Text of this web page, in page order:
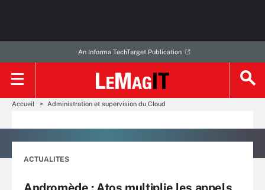
An Informa TechTarget Publication
Accueil Administration et supervision du Cloud
ACTUALITES